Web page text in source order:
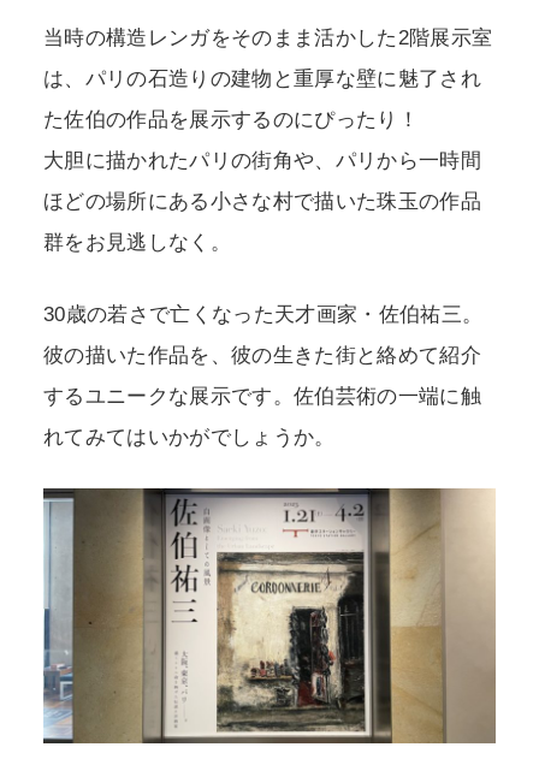
当時の構造レンガをそのまま活かした2階展示室
は、パリの石造りの建物と重厚な壁に魅了され
た佐伯の作品を展示するのにぴったり！
大胆に描かれたパリの街角や、パリから一時間
ほどの場所にある小さな村で描いた珠玉の作品
群をお見逃しなく。
30歳の若さで亡くなった天才画家・佐伯祐三。
彼の描いた作品を、彼の生きた街と絡めて紹介
するユニークな展示です。佐伯芸術の一端に触
れてみてはいかがでしょうか。